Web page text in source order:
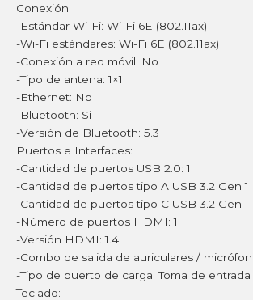
Conexión:
-Estándar Wi-Fi: Wi-Fi 6E (802.11ax)
-Wi-Fi estándares: Wi-Fi 6E (802.11ax)
-Conexión a red móvil: No
-Tipo de antena: 1×1
-Ethernet: No
-Bluetooth: Si
-Versión de Bluetooth: 5.3
Puertos e Interfaces:
-Cantidad de puertos USB 2.0: 1
-Cantidad de puertos tipo A USB 3.2 Gen 1
-Cantidad de puertos tipo C USB 3.2 Gen 1
-Número de puertos HDMI: 1
-Versión HDMI: 1.4
-Combo de salida de auriculares /
-Tipo de puerto de carga: Toma de entrada
Teclado: